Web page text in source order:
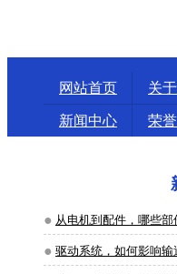
网站首页 关
新闻中心 荣
从电机到配件，哪些部
驱动系统，如何影响输